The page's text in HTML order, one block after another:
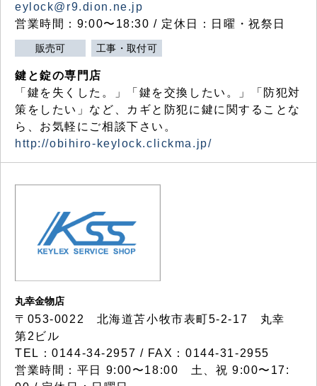
eylock@r9.dion.ne.jp
営業時間：9:00〜18:30 / 定休日：日曜・祝祭日
販売可 工事・取付可
鍵と錠の専門店
「鍵を失くした。」「鍵を交換したい。」「防犯対
策をしたい」など、カギと防犯に鍵に関することな
ら、お気軽にご相談下さい。
http://obihiro-keylock.clickma.jp/
丸幸金物店
〒053-0022 北海道苫小牧市表町5-2-17 丸幸
第2ビル
TEL：0144-34-2957 / FAX：0144-31-2955
営業時間：平日 9:00〜18:00 土、祝 9:00〜17: